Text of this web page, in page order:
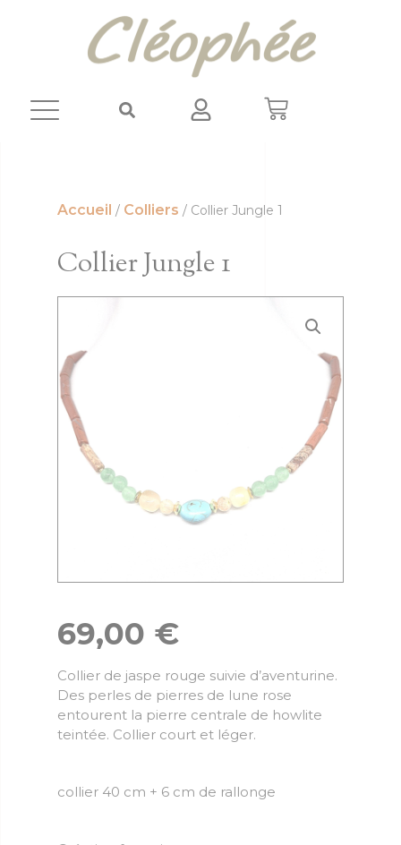
Accueil / Colliers / Collier Jungle 1
Collier Jungle 1
69,00 €
Collier de jaspe rouge suivie d’aventurine.
Des perles de pierres de lune rose
entourent la pierre centrale de howlite
teintée. Collier court et léger.
collier 40 cm + 6 cm de rallonge